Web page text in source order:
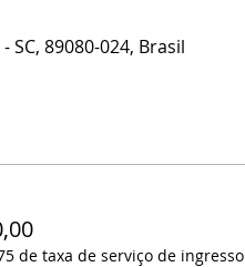
SC, 89080-024, Brasil
de taxa de serviço de ingresso